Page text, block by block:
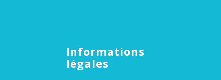
Informations
légales